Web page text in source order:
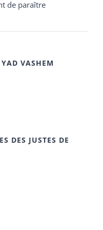
de paraître
VASHEM
DES JUSTES DE